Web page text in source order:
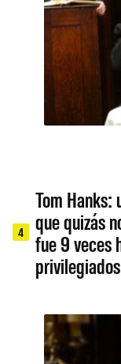
4
Tom
que quizás
fue 9 veces